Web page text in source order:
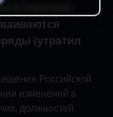
в перечень
(утратил
Российской
изменений в
должностей